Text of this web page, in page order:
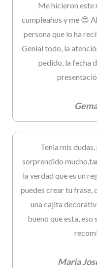
Me hicieron este
cumpleaños y me 😍
persona que lo ha
Genial todo, la
pedido, la fecha
Tenia mis
sorprendido
la verdad que es un
puedes crear tu frase,
una cajita
bueno que esta, eso
Maria